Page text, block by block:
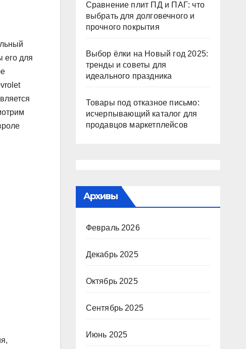
его для
Сравнение плит ПД и ПАГ: что
выбрать для долговечного и
прочного покрытия
Выбор ёлки на Новый год 2025:
тренды и советы для
идеального праздника
Товары под отказное письмо:
исчерпывающий каталог для
продавцов маркетплейсов
Архивы
Февраль 2026
Декабрь 2025
Октябрь 2025
Сентябрь 2025
Июнь 2025